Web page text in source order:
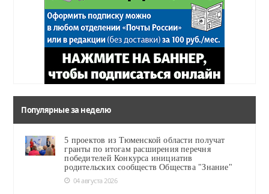
Популярные за неделю
5 проектов из Тюменской области получат
гранты по итогам расширения перечня
победителей Конкурса инициатив
родительских сообществ Общества "Знание"
04 августа 2026